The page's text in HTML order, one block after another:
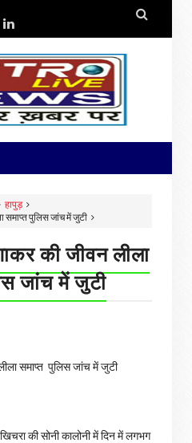

हापुड़
समाप्त पुलिस जांच में जुटी
की जीवन लीला
जांच में जुटी
समाप्त पुलिस जांच में जुटी
की सोनी कालोनी में दिन में लगभग